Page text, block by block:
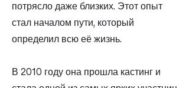
потрясло даже близких. Этот опыт
стал началом пути, который
определил всю её жизнь.
В 2010 году она прошла кастинг и